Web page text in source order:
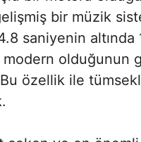
bir müzik
saniyenin altında
olduğunun
özellik ile